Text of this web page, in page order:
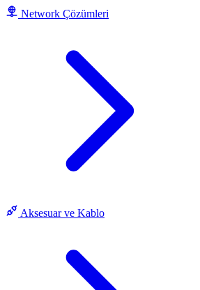
Network Çözümleri
Aksesuar ve Kablo